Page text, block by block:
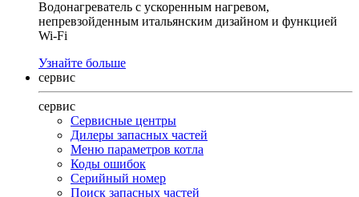
Водонагреватель с ускоренным нагревом,
непревзойденным итальянским дизайном и функцией
Wi-Fi
Узнайте больше
сервис
сервис
Сервисные центры
Дилеры запасных частей
Меню параметров котла
Коды ошибок
Серийный номер
Поиск запасных частей